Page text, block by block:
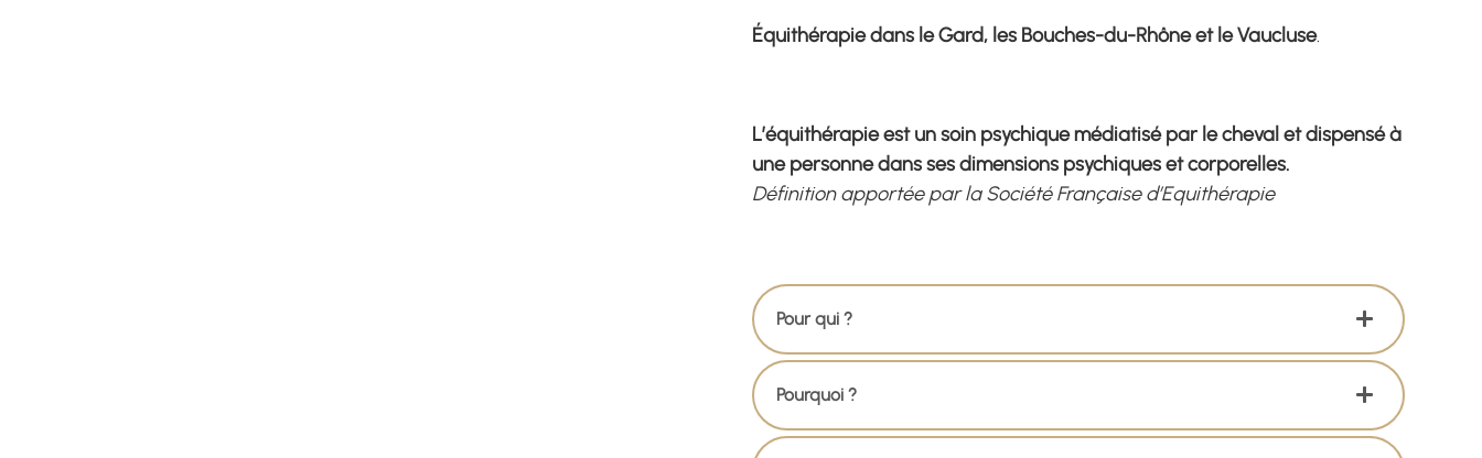
Équithérapie dans le Gard, les Bouches-du-Rhône et le Vaucluse.
L’équithérapie est un soin psychique médiatisé par le cheval et dispensé à
une personne dans ses dimensions psychiques et corporelles.
Définition apportée par la Société Française d’Equithérapie
Pour qui ?
Pourquoi ?